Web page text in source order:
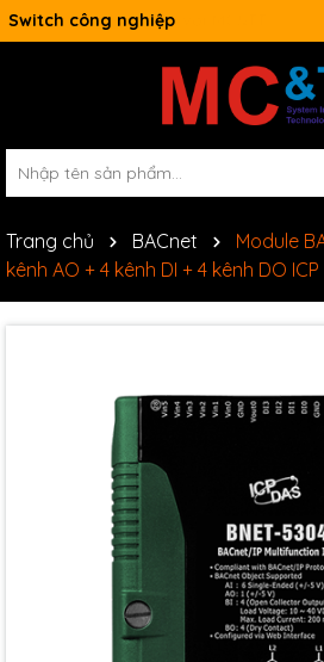
Switch công nghiệp
Trang chủ BACnet
Module
kênh AO + 4 kênh DI + 4 kênh DO